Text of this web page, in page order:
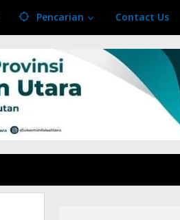
Pencarian Contact Us